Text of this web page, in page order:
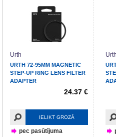
Urth
URTH 72-95MM MAGNETIC
STEP-UP RING LENS FILTER
ADAPTER
24.37 €
IELIKT GROZĀ
pec pasūtījuma